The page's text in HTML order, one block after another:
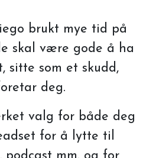
brukt mye tid på
skal være gode å ha
sitte som et skudd,
deg.
valg for både deg
for å lytte til